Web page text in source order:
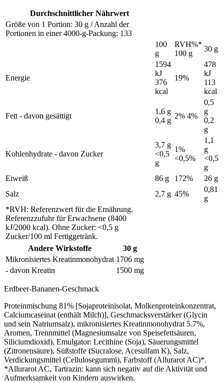
Durchschnittlicher Nährwert
Größe von 1 Portion: 30 g / Anzahl der
Portionen in einer 4000-g-Packung: 133
100
g
RVH%*
100 g
30 g
Energie
1594
kJ
376
kcal
19%
478
kJ
113
kcal
Fett - davon gesättigt
1,6 g
0,4 g
2% 4%
0,5
g
0,2
g
Kohlenhydrate - davon Zucker
3,7 g
<0,5
g
1%
<0,5%
1,1
g
<0,5
g
Eiweiß
86 g 172%
26 g
Salz
2,7 g 45%
0,81
g
*RVH: Referenzwert für die Ernährung.
Referenzzufuhr für Erwachsene (8400
kJ/2000 kcal). Ohne Zucker: <0,5 g
Zucker/100 ml Fertiggetränk.
Andere Wirkstoffe
30 g
Mikronisiertes Kreatinmonohydrat 1706 mg
- davon Kreatin
1500 mg
Erdbeer-Bananen-Geschmack
Proteinmischung 81% [Sojaproteinisolat, Molkenproteinkonzentrat,
Calciumcaseinat (enthält Milch)], Geschmacksverstärker (Glycin
und sein Natriumsalz), mikronisiertes Kreatinmonohydrat 5.7%,
Aromen, Trennmittel (Magnesiumsalze von Speisefettsäuren,
Siliciumdioxid), Emulgator: Lecithine (Soja), Säuerungsmittel
(Zitronensäure), Süßstoffe (Sucralose, Acesulfam K), Salz,
Verdickungsmittel (Cellulosegummi), Farbstoff (Allurarot AC)*.
*Allurarot AC, Tartrazin: kann sich negativ auf die Aktivität und
Aufmerksamkeit von Kindern auswirken.